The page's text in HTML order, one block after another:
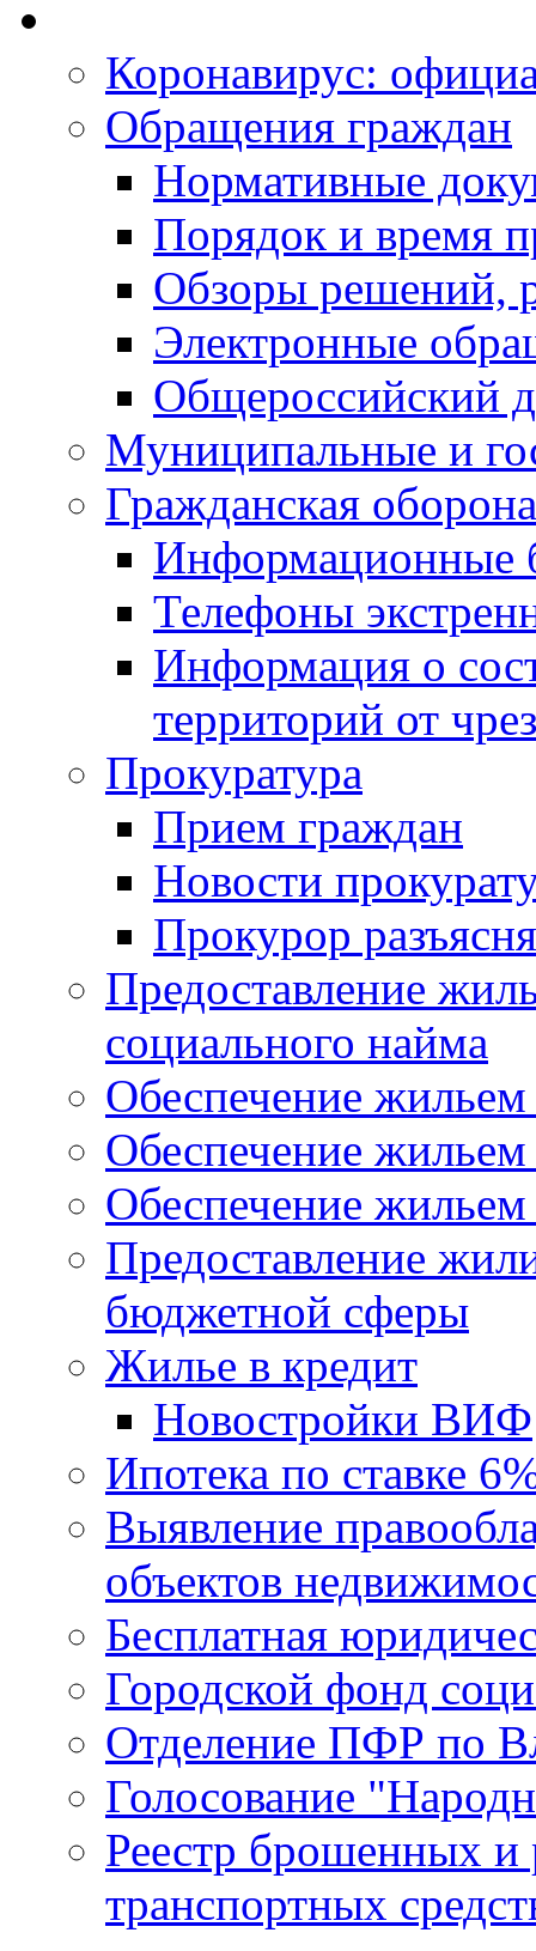
Коронавирус:
Обращения граждан
Нормативные
Порядок и время
Обзоры решений,
Электронные
Общероссийский
Муниципальные и
Гражданская
Информационные
Телефоны
Информация о
территорий от
Прокуратура
Прием граждан
Новости
Прокурор
Предоставление
социального найма
Обеспечение
Обеспечение
Обеспечение жильем
Предоставление
бюджетной сферы
Жилье в кредит
Новостройки ВИФ
Ипотека по ставке
Выявление
объектов
Бесплатная
Городской фонд
Отделение ПФР по
Голосование
Реестр брошенных и
транспортных